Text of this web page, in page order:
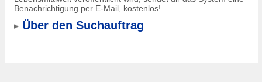
Benachrichtigung per E-Mail, kostenlos!
Über den Suchauftrag